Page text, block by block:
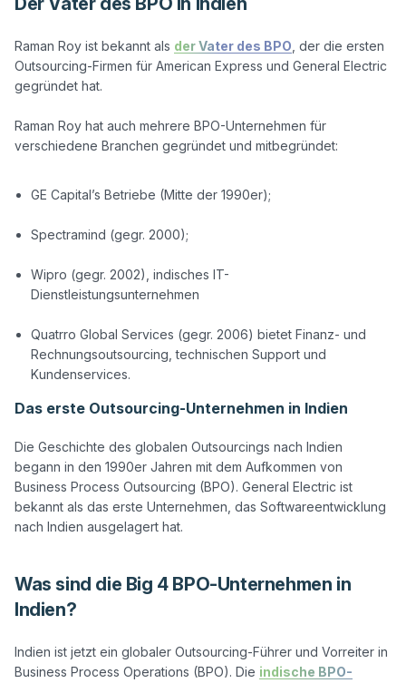
Raman Roy ist bekannt als der Vater des BPO , der die ersten
Outsourcing-Firmen für American Express und General Electric
gegründet hat.
Raman Roy hat auch mehrere BPO-Unternehmen für
verschiedene Branchen gegründet und mitbegründet:
GE Capital’s Betriebe (Mitte der 1990er);
Spectramind (gegr. 2000);
Wipro (gegr. 2002), indisches IT-
Dienstleistungsunternehmen
Quatrro Global Services (gegr. 2006) bietet Finanz- und
Rechnungsoutsourcing, technischen Support und
Kundenservices.
Das erste Outsourcing-Unternehmen in Indien
Die Geschichte des globalen Outsourcings nach Indien
begann in den 1990er Jahren mit dem Aufkommen von
Business Process Outsourcing (BPO). General Electric ist
bekannt als das erste Unternehmen, das Softwareentwicklung
Was sind die Big 4 BPO-Unternehmen in
Indien?
Indien ist jetzt ein globaler Outsourcing-Führer und Vorreiter in
Business Process Operations (BPO). Die indische BPO-